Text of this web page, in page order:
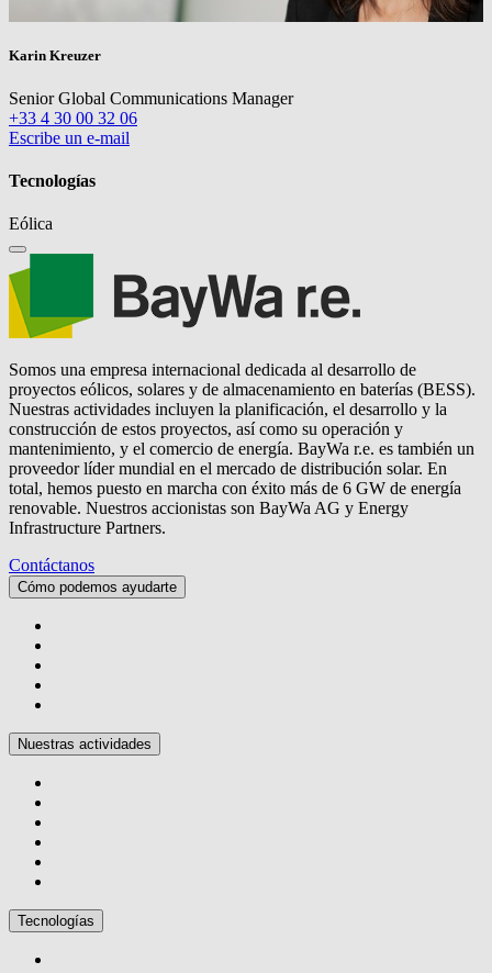
Karin Kreuzer
Senior Global Communications Manager
+33 4 30 00 32 06
Escribe un e-mail
Tecnologías
Eólica
Somos una empresa internacional dedicada al desarrollo de
proyectos eólicos, solares y de almacenamiento en baterías (BESS).
Nuestras actividades incluyen la planificación, el desarrollo y la
construcción de estos proyectos, así como su operación y
mantenimiento, y el comercio de energía. BayWa r.e. es también un
proveedor líder mundial en el mercado de distribución solar. En
total, hemos puesto en marcha con éxito más de 6 GW de energía
renovable. Nuestros accionistas son BayWa AG y Energy
Infrastructure Partners.
Contáctanos
Cómo podemos ayudarte
Nuestras actividades
Tecnologías